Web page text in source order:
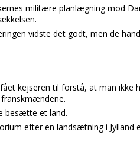
militære planlægning mod
vidste det godt, men de
kejseren til forstå, at man ikke
besætte et land.
efter en landsætning i Jylland